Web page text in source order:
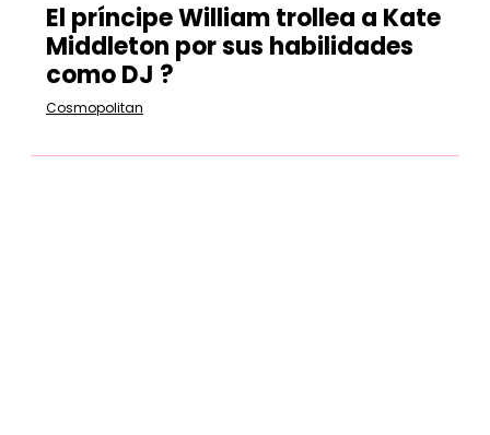
El príncipe William trollea a Kate
Middleton por sus habilidades
como DJ ?
Cosmopolitan